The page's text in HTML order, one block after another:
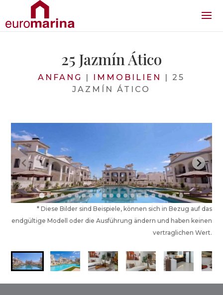
25 Jazmín Ático
ANFANG | IMMOBILIEN | 25
JAZMÍN ÁTICO
* Diese Bilder sind Beispiele, können sich in Bezug auf das
endgültige Modell oder die Ausführung ändern und haben keinen
vertraglichen Wert.